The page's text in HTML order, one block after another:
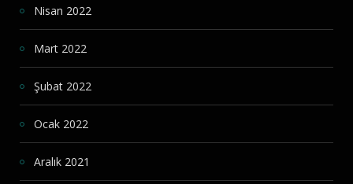
Nisan 2022
Mart 2022
Şubat 2022
Ocak 2022
Aralık 2021